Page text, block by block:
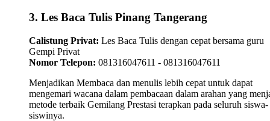
3. Les Baca Tulis Pinang Tangerang
Calistung Privat: Les Baca Tulis dengan cepat bersama guru
Gempi Privat
Nomor Telepon: 081316047611 - 081316047611
Menjadikan Membaca dan menulis lebih cepat untuk dapat
mengemari wacana dalam pembacaan dalam arahan yang
metode terbaik Gemilang Prestasi terapkan pada seluruh siswa-
siswinya.